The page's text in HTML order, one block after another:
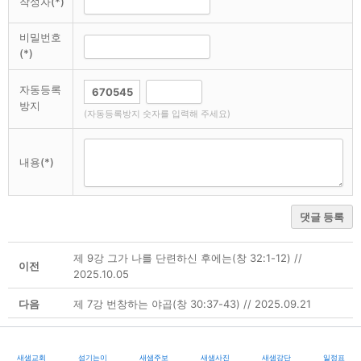
비밀번호
(*)
자동등록
방지
(자동등록방지 숫자를 입력해 주세요)
내용(*)
댓글 등록
이전
제 9강 그가 나를 단련하신 후에는(창 32:1-12) //
2025.10.05
다음 제 7강 번창하는 야곱(창 30:37-43) // 2025.09.21
새샘교회 섬기는이 새샘주보 새샘사진 새샘강단 일정표